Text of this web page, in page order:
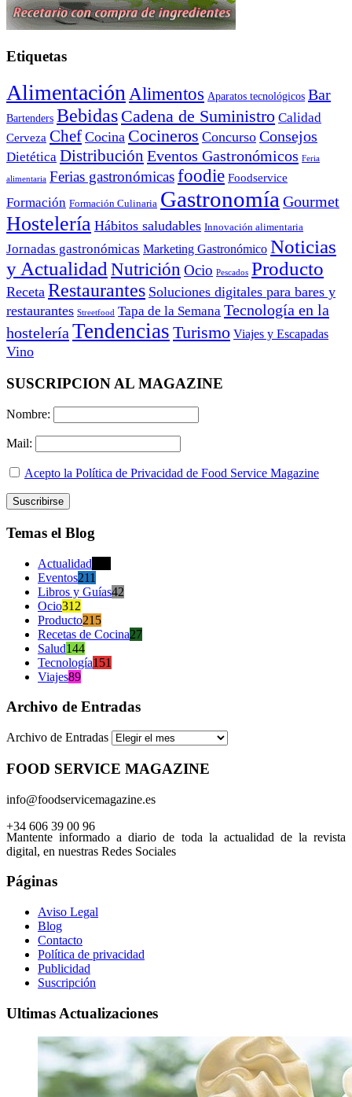
Etiquetas
Alimentación Alimentos Aparatos tecnológicos Bar
Bartenders Bebidas Cadena de Suministro Calidad
Cerveza Chef Cocina Cocineros Concurso Consejos
Dietética Distribución Eventos Gastronómicos Feria
alimentaria Ferias gastronómicasfoodie Foodservice
Formación Formación Culinaria Gastronomía Gourmet
Hostelería Hábitos saludables Innovación alimentaria
Jornadas gastronómicas Marketing Gastronómico Noticias
y Actualidad Nutrición Ocio Pescados Producto
Receta Restaurantes Soluciones digitales para bares y
restaurantes Streetfood Tapa de la Semana Tecnología en la
hostelería Tendencias Turismo Viajes y Escapadas
Vino
SUSCRIPCION AL MAGAZINE
Nombre:
Mail:
Acepto la Política de Privacidad de Food Service Magazine
Temas el Blog
Actualidad
Eventos211
Libros y Guías42
Ocio312
Producto215
Recetas de Cocina27
Salud144
Tecnología151
Viajes89
Archivo de Entradas
Archivo de Entradas
FOOD SERVICE MAGAZINE
info@foodservicemagazine.es
+34 606 39 00 96
Mantente informado a diario de toda la actualidad de la revista
digital, en nuestras Redes Sociales
Páginas
Aviso Legal
Blog
Contacto
Política de privacidad
Publicidad
Suscripción
Ultimas Actualizaciones